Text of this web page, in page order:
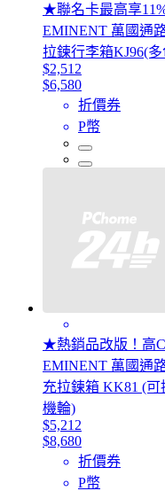
★聯名卡最高享
EMINENT 萬國通
拉鍊行李箱KJ96(
$2,512
$6,580
折價券
P幣
★熱銷品改版！高
EMINENT 萬國通
充拉鍊箱 KK81 (可
機輪)
$5,212
$8,680
折價券
P幣